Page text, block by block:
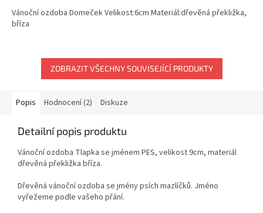
Vánoční ozdoba Domeček Velikost:6cm Materiál:dřevěná překližka,
bříza
ZOBRAZIT VŠECHNY SOUVISEJÍCÍ PRODUKTY
Popis Hodnocení (2) Diskuze
Detailní popis produktu
Vánoční ozdoba Tlapka se jménem PES, velikost 9cm, materiál
dřevěná překližka bříza.
Dřevěná vánoční ozdoba se jmény psích mazlíčků. Jméno
vyřežeme podle vašeho přání.